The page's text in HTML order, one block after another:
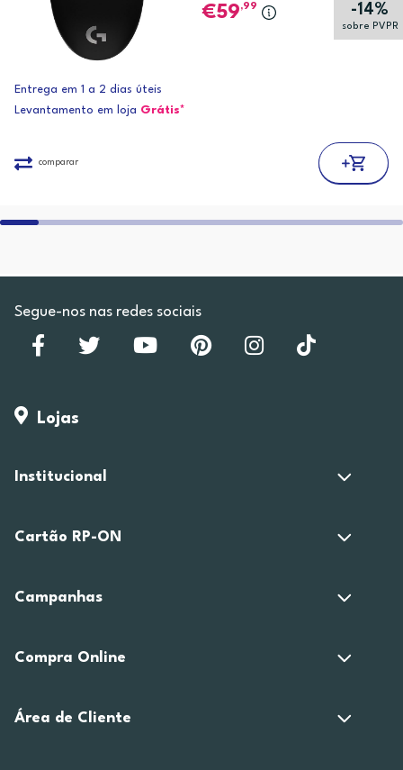
-14%
sobre PVPR
59,99
Entrega em 1 a 2 dias úteis
Levantamento em loja Grátis*
comparar
Segue-nos nas redes sociais
Lojas
Institucional
Cartão RP-ON
Campanhas
Compra Online
Área de Cliente